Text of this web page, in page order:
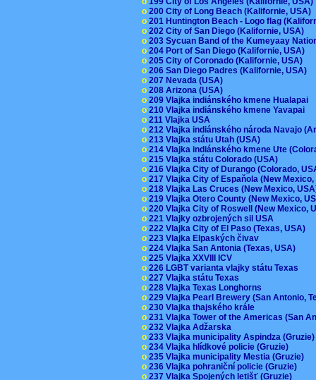
o 200 City of Long Beach (Kalifornie, USA)
o 201 Huntington Beach - Logo flag
o 202 City of San Diego (Kalifornie, USA)
o 203 Sycuan Band of the Kumeyaay
o 204 Port of San Diego (Kalifornie, USA)
o 205 City of Coronado (Kalifornie, USA)
o 206 San Diego Padres (Kalifornie, USA)
o 207 Nevada (USA)
o 208 Arizona (USA)
o 209 Vlajka indiánského kmene Hualapai
o 210 Vlajka indiánského kmene Yavapai
o 211 Vlajka USA
o 212 Vlajka indiánského národa Navajo
o 213 Vlajka státu Utah (USA)
o 214 Vlajka indiánského kmene Ute
o 215 Vlajka státu Colorado (USA)
o 216 Vlajka City of Durango (Colorado,
o 217 Vlajka City of Espaňola (New
o 218 Vlajka Las Cruces (New Mexico,
o 219 Vlajka Otero County (New Mexico,
o 220 Vlajka City of Roswell (New Mexico,
o 221 Vlajky ozbrojených sil USA
o 222 Vlajka City of El Paso (Texas, USA)
o 223 Vlajka Elpaských čivav
o 224 Vlajka San Antonia (Texas, USA)
o 225 Vlajka XXVIII ICV
o 226 LGBT varianta vlajky státu Texas
o 227 Vlajka státu Texas
o 228 Vlajka Texas Longhorns
o 229 Vlajka Pearl Brewery (San Antonio,
o 230 Vlajka thajského krále
o 231 Vlajka Tower of the Americas (San
o 232 Vlajka Adžarska
o 233 Vlajka municipality Aspindza
o 234 Vlajka hlídkové policie (Gruzie)
o 235 Vlajka municipality Mestia (Gruzie)
o 236 Vlajka pohraniční policie (Gruzie)
o 237 Vlajka Spojených letišť (Gruzie)